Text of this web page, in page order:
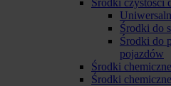
Środki czystości
Środki do
Środki do
pojazdów
Środki
Środki